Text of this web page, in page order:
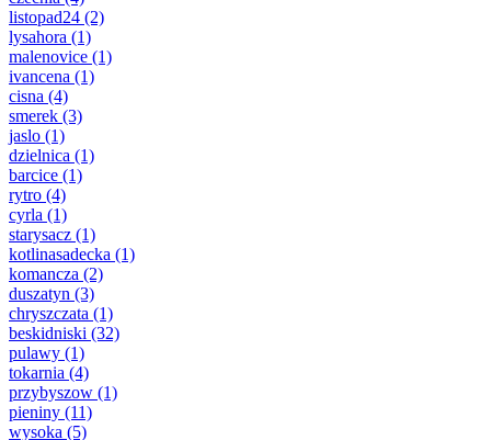
listopad24 (2)
lysahora (1)
malenovice (1)
ivancena (1)
cisna (4)
smerek (3)
jaslo (1)
dzielnica (1)
barcice (1)
rytro (4)
cyrla (1)
starysacz (1)
kotlinasadecka (1)
komancza (2)
duszatyn (3)
chryszczata (1)
beskidniski (32)
pulawy (1)
tokarnia (4)
przybyszow (1)
pieniny (11)
wysoka (5)